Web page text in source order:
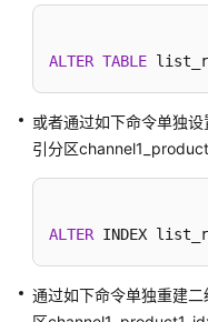
特
性
指
南
_V2.0-
ALTER TABLE
或者通过如下命令单独
引分区
ALTER INDEX
通过如下命令单独重建